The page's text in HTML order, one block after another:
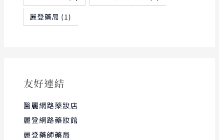
麗登藥局 (1)
友好連結
醫麗網路藥妝店
麗登網路藥妝館
麗登藥師藥局